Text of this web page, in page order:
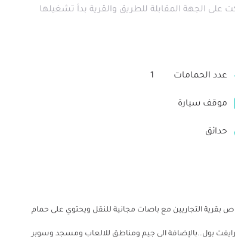
الجهة المقابلة للطريق والقرية بدأ تشغيلها
عدد الحمامات 1
موقف سيارة
حدائق
قبلي الطريق مع شاطئ خاص بقرية التجاريين مع باصات مجانية للنقل ويحتوي على حمام
بول..بالإضافة الى جيم ومناطق للالعاب ومسجد وسوبر